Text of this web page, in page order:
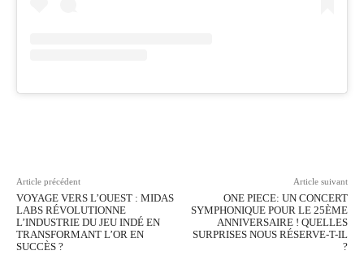
Article précédent
VOYAGE VERS L’OUEST : MIDAS
LABS RÉVOLUTIONNE
L’INDUSTRIE DU JEU INDÉ EN
TRANSFORMANT L’OR EN
SUCCÈS ?
Article suivant
ONE PIECE: UN CONCERT
SYMPHONIQUE POUR LE 25ÈME
ANNIVERSAIRE ! QUELLES
SURPRISES NOUS RÉSERVE-T-IL
?